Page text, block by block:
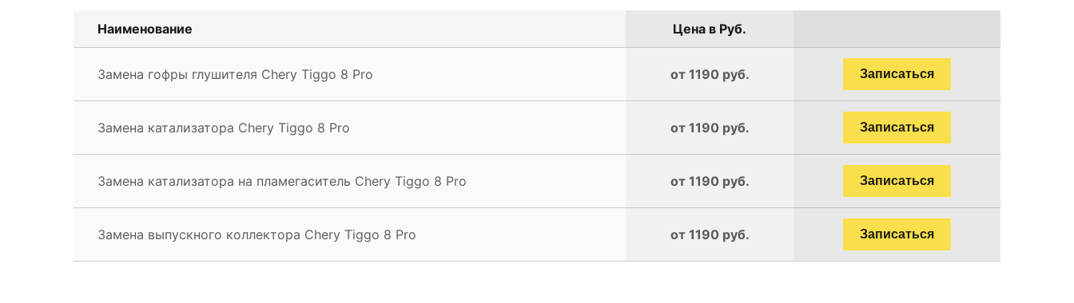
Наименование Цена в Руб.
Замена гофры глушителя Chery Tiggo 8 Pro от 1190 руб. Записаться
Замена катализатора Chery Tiggo 8 Pro от 1190 руб. Записаться
Замена катализатора на пламегаситель Chery Tiggo 8 Pro от 1190 руб. Записаться
Замена выпускного коллектора Chery Tiggo 8 Pro от 1190 руб. Записаться